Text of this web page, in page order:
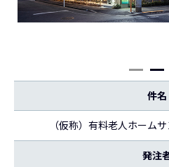
マルチステークホルダー方針
件名
（仮称）有料老人ホーム
発注